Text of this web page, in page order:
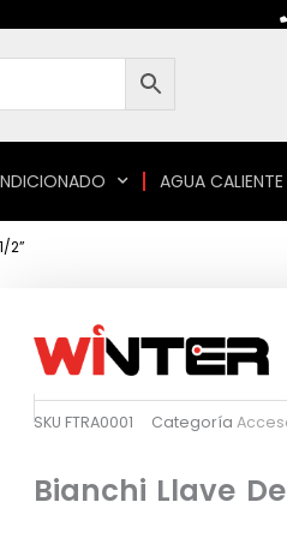
AGUA
2”
SKU FTRA0001 Categoría
Bianchi Llave